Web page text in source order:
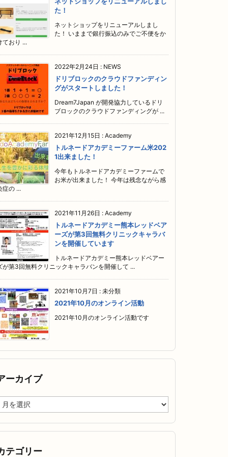
た！
ネットショップをリニューアルしまし
た！ いままで銀行振込のみでご不便をか
ており ...
2022年2月24日 : NEWS
ドリブロックのクラウドファンディン
グがスタートしました！
Dream7Japan が開発協力しているドリ
ブロックのクラウドファンディングが ...
2021年12月15日 : Academy
トルネードアカデミーファーム米202
1出来ました！
今年もトルネードアカデミーファームで
お米が出来ました！ 今年は残念ながら感
症の ...
2021年11月26日 : Academy
トルネードアカデミー熊本レッドベア
ーズが第3回無料クリニックキャラバ
ンを開催しています
トルネードアカデミー熊本レッドベアー
が第3回無料クリニックキャラバンを開催して ...
2021年10月7日 : 未分類
2021年10月のオンライン活動
2021年10月のオンライン活動です
ーカイブ
テゴリー